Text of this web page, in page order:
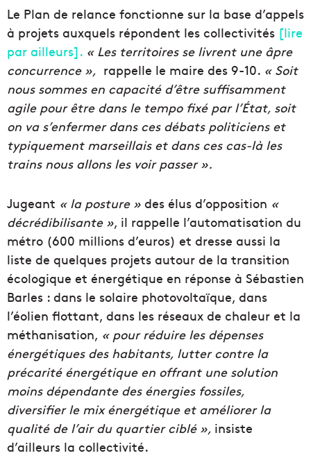
Le Plan de relance fonctionne sur la base d’appels
à projets auxquels répondent les collectivités [lire
par ailleurs]. « Les territoires se livrentune âpre
concurrence », rappelle le maire des 9-10. « Soit
noussommes en capacité d’être suffisamment
agilepour être dans le tempo fixé par l’État, soit
on va s’enfermer dans cesdébats politiciens et
typiquement marseillais et dans ces cas-làles
trains nous allons les voir passer ».
Jugeant « la posture » des élus d’opposition «
décrédibilisante », il rappelle l’automatisation du
métro (600 millions d’euros) et dresse aussi la
liste de quelques projets autour de la transition
écologique et énergétique en réponse à Sébastien
Barles : dans le solaire photovoltaïque, dans
l’éolien flottant, dans les réseaux de chaleur et la
méthanisation, « pour réduire les dépenses
énergétiques des habitants, lutter contre la
précarité énergétique en offrant une solution
moins dépendante des énergies fossiles,
diversifier le mix énergétique et améliorer la
qualité de l’air du quartier ciblé », insiste
d’ailleurs la collectivité.